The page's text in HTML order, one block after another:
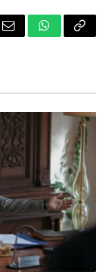
Email WhatsApp
Copy